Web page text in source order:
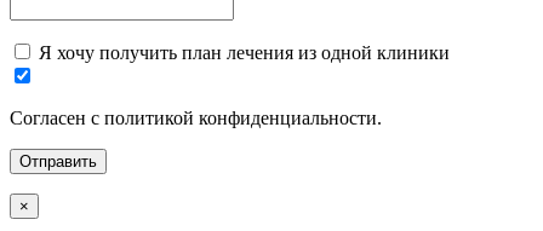
Я хочу получить план лечения из одной клиники
Согласен с политикой конфиденциальности.
×